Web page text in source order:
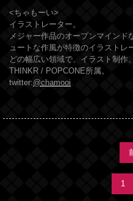
<ちゃもーい>
イラストレーター。
メジャー作品のオープンマインド
ュートな作風が特徴のイラストレ
どの幅広い領域で、イラスト制作
THINKR / POPCONE所属。
twitter:@chamooi
1